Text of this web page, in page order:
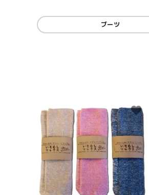
商品カテゴリから選ぶ
ACCOUNT MENU
ようこそ ゲスト 様
ログイン person 新規会員登録
ブーツ
favorite